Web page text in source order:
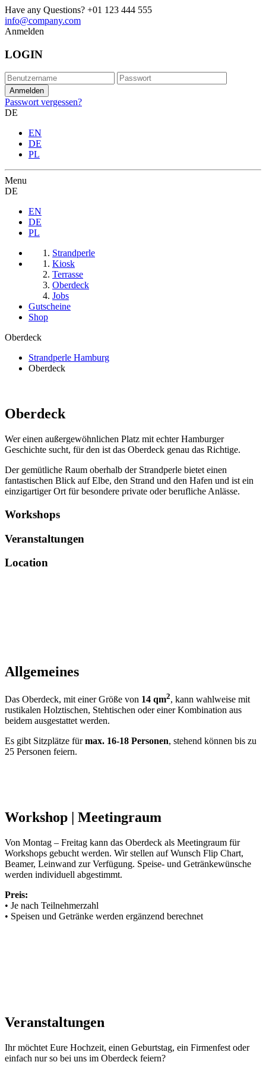
Have any Questions? +01 123 444 555
info@company.com
Anmelden
LOGIN
Passwort vergessen?
DE
EN
DE
PL
Menu
DE
EN
DE
PL
Strandperle
Kiosk
Terrasse
Oberdeck
Jobs
Gutscheine
Shop
Oberdeck
Strandperle Hamburg
Oberdeck
Oberdeck
Wer einen außergewöhnlichen Platz mit echter Hamburger
Geschichte sucht, für den ist das Oberdeck genau das Richtige.
Der gemütliche Raum oberhalb der Strandperle bietet einen
fantastischen Blick auf Elbe, den Strand und den Hafen und ist ein
einzigartiger Ort für besondere private oder berufliche Anlässe.
Workshops
Veranstaltungen
Location
Allgemeines
Das Oberdeck, mit einer Größe von 14 qm2, kann wahlweise mit
rustikalen Holztischen, Stehtischen oder einer Kombination aus
beidem ausgestattet werden.
Es gibt Sitzplätze fürmax. 16-18 Personen, stehend können bis zu
25 Personen feiern.
Workshop | Meetingraum
Von Montag – Freitag kann das Oberdeck als Meetingraum für
Workshops gebucht werden. Wir stellen auf Wunsch Flip Chart,
Beamer, Leinwand zur Verfügung. Speise- und Getränkewünsche
werden individuell abgestimmt.
Preis:
• Je nach Teilnehmerzahl
• Speisen und Getränke werden ergänzend berechnet
Veranstaltungen
Ihr möchtet Eure Hochzeit, einen Geburtstag, ein Firmenfest oder
einfach nur so bei uns im Oberdeck feiern?